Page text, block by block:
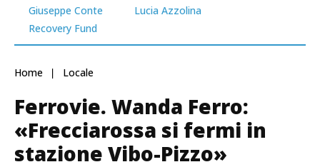
Giuseppe Conte
Lucia Azzolina
Recovery Fund
Home Locale
Ferrovie. Wanda Ferro:
«Frecciarossa si fermi in
stazione Vibo-Pizzo»